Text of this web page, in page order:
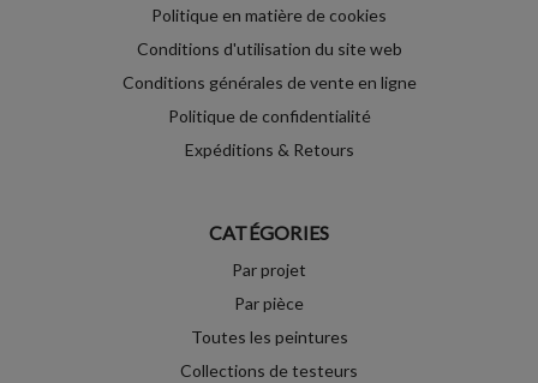
Politique en matière de cookies
Conditions d'utilisation du site web
Conditions générales de vente en ligne
Politique de confidentialité
Expéditions & Retours
CATÉGORIES
Par projet
Par pièce
Toutes les peintures
Collections de testeurs